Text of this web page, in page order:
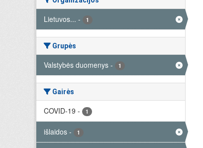
Lietuvos... - 1
Grupės
Valstybės duomenys - 1
Gairės
COVID-19 - 1
išlaidos - 1